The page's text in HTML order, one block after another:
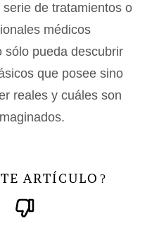
de tratamientos o
médicos
sólo pueda descubrir
que posee sino
reales y cuáles son
ARTÍCULO ?